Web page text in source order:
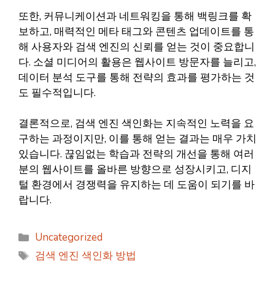
또한, 커뮤니케이션과 네트워킹을 통해 백링크를 확
보하고, 매력적인 메타 태그와 콘텐츠 업데이트를 통
해 사용자와 검색 엔진의 신뢰를 얻는 것이 중요합니
다. 소셜 미디어의 활용은 웹사이트 방문자를 늘리고,
데이터 분석 도구를 통해 전략의 효과를 평가하는 것
도 필수적입니다.
결론적으로, 검색 엔진 색인화는 지속적인 노력을 요
구하는 과정이지만, 이를 통해 얻는 결과는 매우 가치
있습니다. 끊임없는 학습과 전략의 개선을 통해 여러
분의 웹사이트를 올바른 방향으로 성장시키고, 디지
털 환경에서 경쟁력을 유지하는 데 도움이 되기를 바
랍니다.
카
테
Uncategorized
태
검색 엔진 색인화 방법